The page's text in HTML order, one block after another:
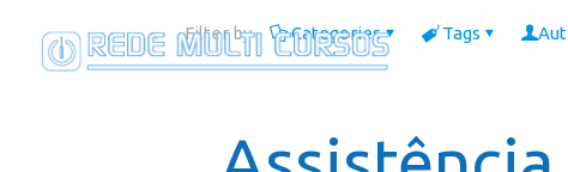
Filter by Categories Tags